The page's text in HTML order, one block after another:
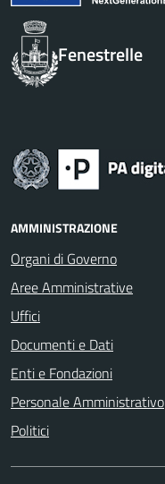
Fenestrelle
AMMINISTRAZIONE
Organi di Governo
Aree Amministrative
Uffici
Documenti e Dati
Enti e Fondazioni
Personale Amministrativo
Politici